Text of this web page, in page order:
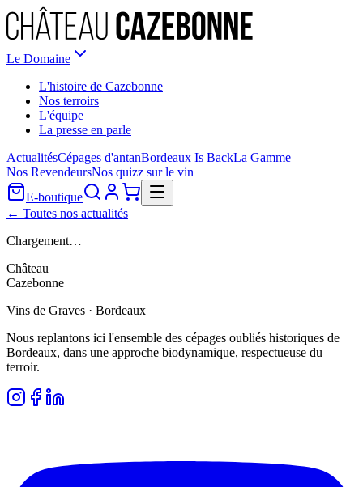
Le Domaine
L'histoire de Cazebonne
Nos terroirs
L'équipe
La presse en parle
ActualitésCépages d'antanBordeaux Is BackLa Gamme
Nos RevendeursNos quizz sur le vin
E-boutique
← Toutes nos actualités
Chargement…
Château
Cazebonne
Vins de Graves · Bordeaux
Nous replantons ici l'ensemble des cépages oubliés historiques de
Bordeaux, dans une approche biodynamique, respectueuse du
terroir.